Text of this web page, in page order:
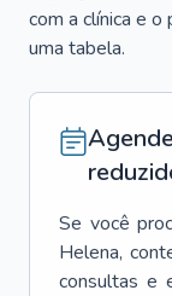
com a clínica e
uma tabela.
Se você
Helena,
consultas e